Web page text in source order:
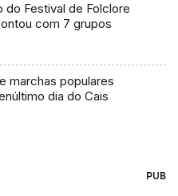
do Festival de Folclore
com 7 grupos
marchas populares
dia do Cais
PUB